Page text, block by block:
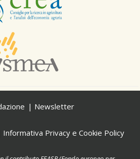
Newsletter
Informativa Privacy e Cookie Policy